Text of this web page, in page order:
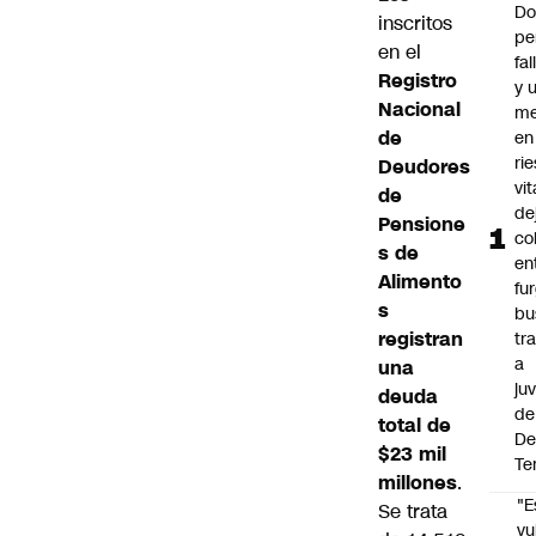
inscritos
en el
Registro
Nacional
de
Deudores
de
Pensione
s de
Alimento
s
registran
una
deuda
total de
$23 mil
millones.
Se trata
y
en
a
de